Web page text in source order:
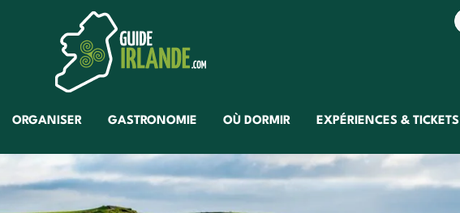
ORGANISER GASTRONOMIE OÙ DORMIR EXPÉRIENCES & TICKETS